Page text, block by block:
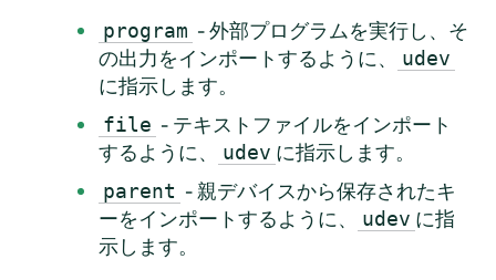
program - 外部プログラムを実行し、そ
の出力をインポートするように、
udev
に指示します。
file - テキストファイルをインポート
するように、
udev に指示します。
parent - 親デバイスから保存されたキ
ーをインポートするように、
udev に指
示します。